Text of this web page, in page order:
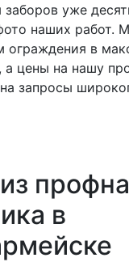
уже
наших работ.
ограждения в
а цены на нашу
запросы
в